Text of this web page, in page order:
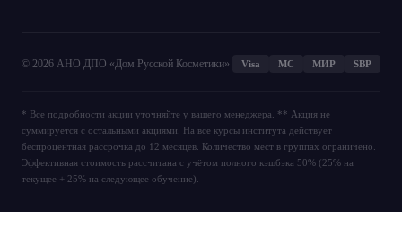
© 2026 АНО ДПО «Дом Русской Косметики» Visa MС МИР SBP
* Все подробности акции уточняйте у вашего менеджера. ** Акция не
суммируется с остальными акциями. На все курсы института действует
беспроцентная рассрочка до 12 месяцев. Количество мест в группах ограничено.
Эффективная стоимость рассчитана с учётом полного кэшбэка 50% (25% на
текущее + 25% на следующее обучение).